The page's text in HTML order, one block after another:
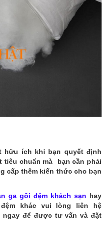
hữu ích khi bạn quyết định
tiêu chuẩn mà bạn cần phải
cấp thêm kiến ​​thức cho bạn
ga gối đệm khách sạn hay
khác vui lòng liên hệ
ngay để được tư vấn và đặt